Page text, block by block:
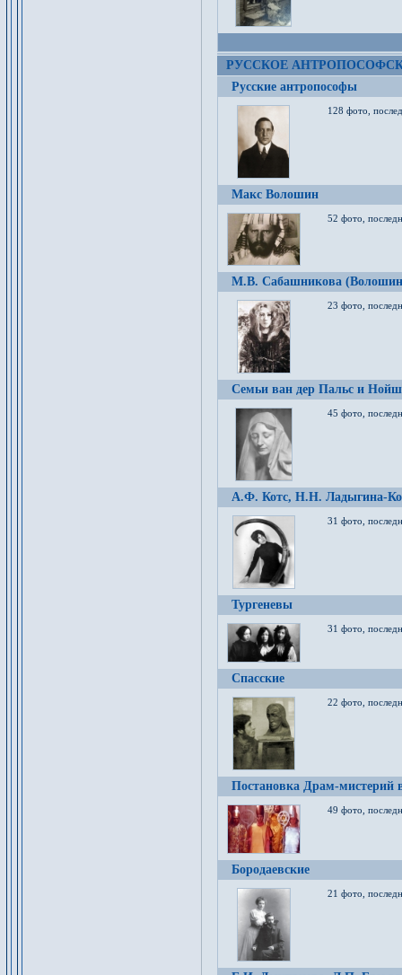
РУССКОЕ
Русские антропософы
128 фото,
Макс Волошин
52 фото,
М.В. Сабашникова
23 фото,
Семьи ван дер Пальс и
45 фото,
А.Ф. Котс, Н.Н. Ладыгина-
31 фото,
Тургеневы
31 фото,
Спасские
22 фото,
Постановка Драм-мистерий
49 фото,
Бородаевские
21 фото,